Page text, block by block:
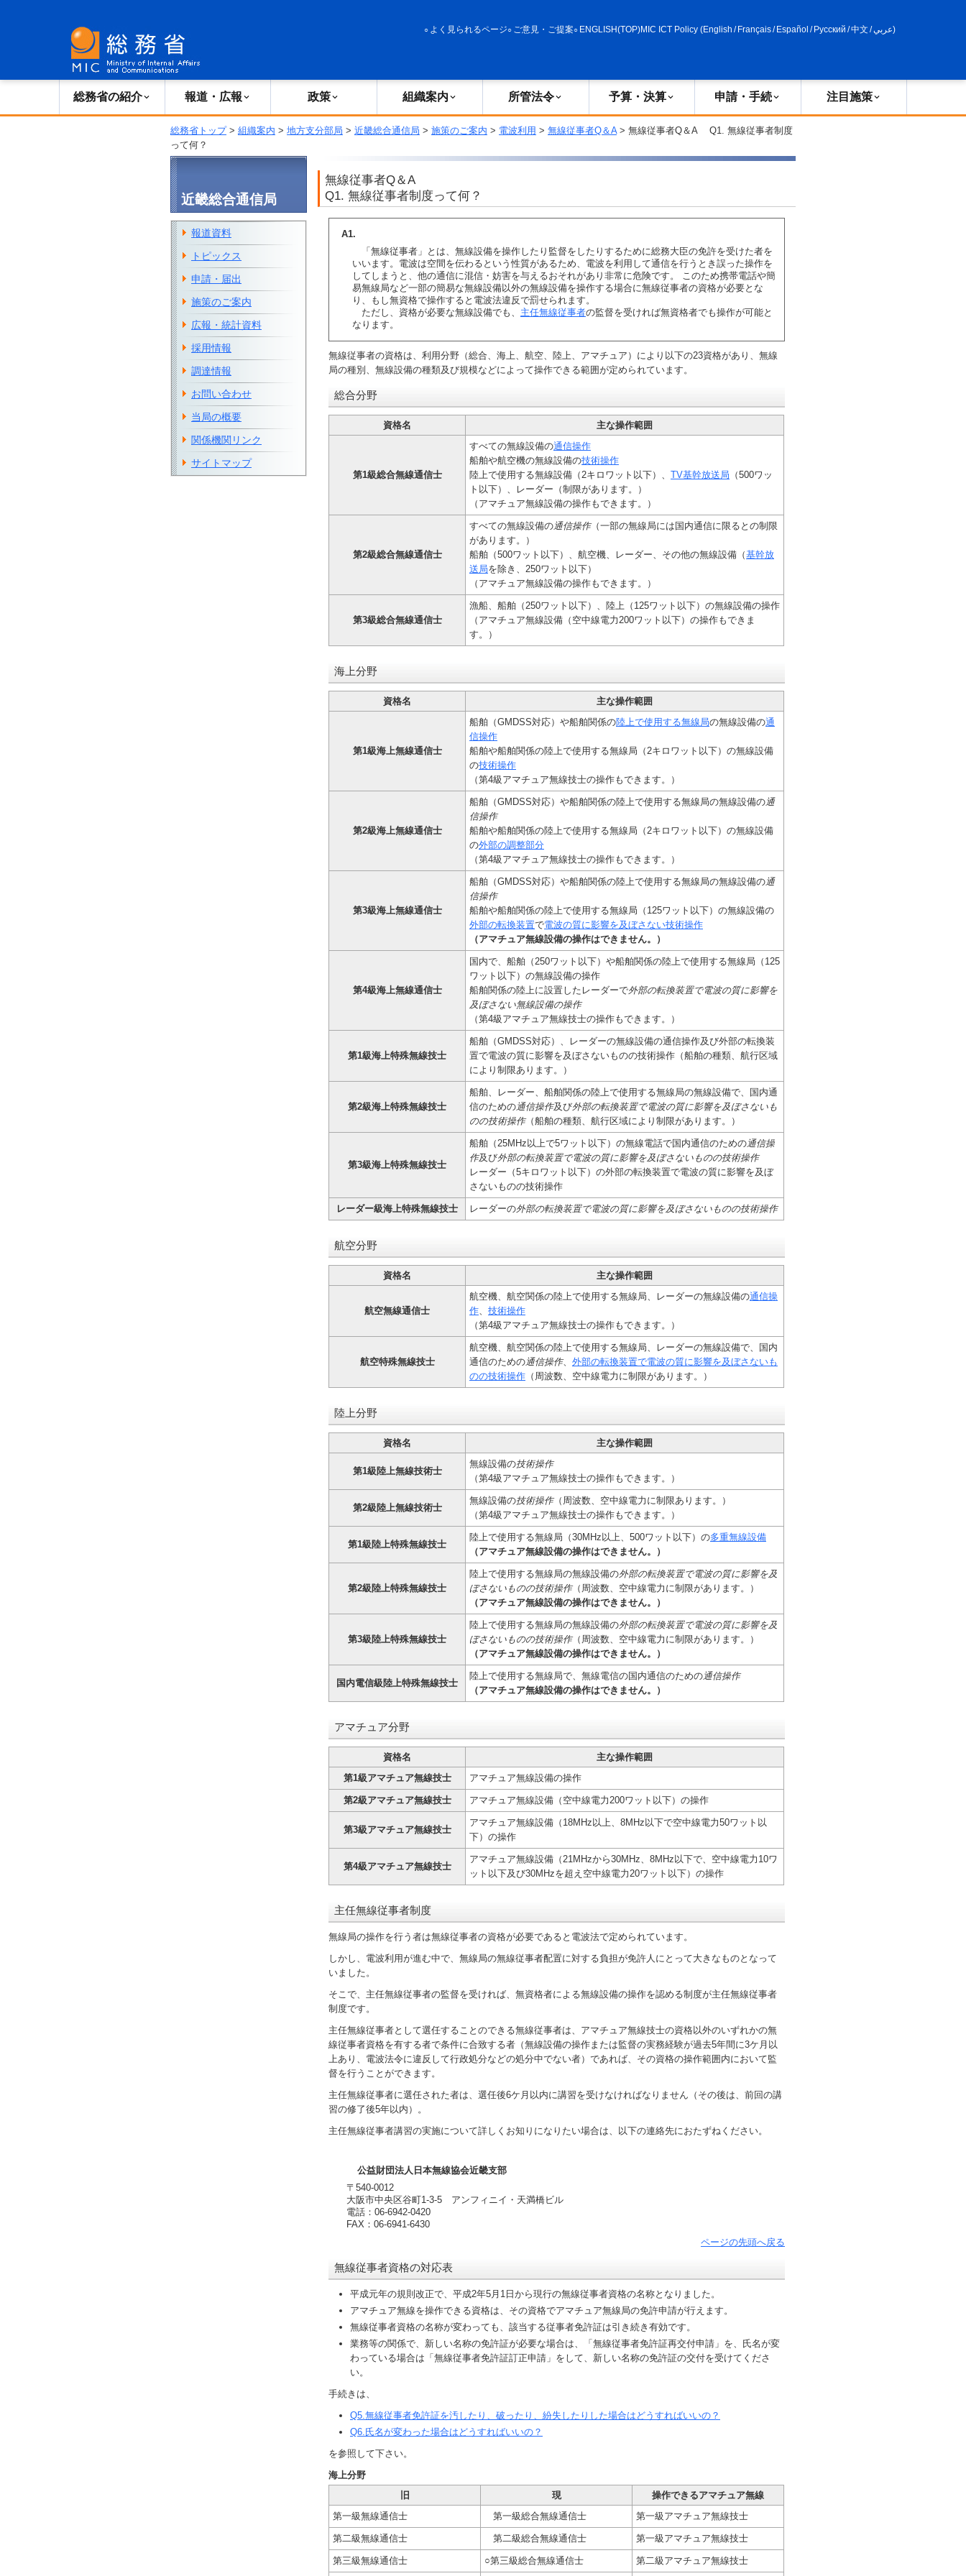
よく見られるページ ご意見・ご提案 ENGLISH(TOP)MIC ICT Policy (English / Français/ Español / Русский /中文 /عربي)
総務省の紹介 報道・広報 政策 組織案内 所管法令 予算・決算 申請・手続 注目施策
総務省トップ> 組織案内 > 地方支分部局 > 近畿総合通信局 > 施策のご案内 > 電波利用 > 無線従事者Q＆A> 無線従事者Q＆A Q1. 無線従事者制度
って何？
無線従事者Q＆A
Q1. 無線従事者制度って何？
A1.
「無線従事者」とは、無線設備を操作したり監督をしたりするために総務大臣の免許を受けた者を
いいます。電波は空間を伝わるという性質があるため、電波を利用して通信を行うとき誤った操作を
してしまうと、他の通信に混信・妨害を与えるおそれがあり非常に危険です。 このため携帯電話や簡
易無線局など一部の簡易な無線設備以外の無線設備を操作する場合に無線従事者の資格が必要とな
り、もし無資格で操作すると電波法違反で罰せられます。
ただし、資格が必要な無線設備でも、 主任無線従事者の監督を受ければ無資格者でも操作が可能と
なります。
無線従事者の資格は、利用分野（総合、海上、航空、陸上、アマチュア）により以下の23資格があり、無線
局の種別、無線設備の種類及び規模などによって操作できる範囲が定められています。
総合分野
資格名 主な操作範囲
第1級総合無線通信士
すべての無線設備の通信操作
船舶や航空機の無線設備の技術操作
陸上で使用する無線設備（2キロワット以下）、 TV基幹放送局 （500ワッ
ト以下）、レーダー（制限があります。）
（アマチュア無線設備の操作もできます。）
第2級総合無線通信士
すべての無線設備の通信操作（一部の無線局には国内通信に限るとの制限
があります。）
船舶（500ワット以下）、航空機、レーダー、その他の無線設備（基幹放
送局を除き、250ワット以下）
（アマチュア無線設備の操作もできます。）
第3級総合無線通信士
漁船、船舶（250ワット以下）、陸上（125ワット以下）の無線設備の操作
（アマチュア無線設備（空中線電力200ワット以下）の操作もできま
す。）
海上分野
資格名 主な操作範囲
第1級海上無線通信士
船舶（GMDSS対応）や船舶関係の陸上で使用する無線局の無線設備の通
信操作
船舶や船舶関係の陸上で使用する無線局（2キロワット以下）の無線設備
の技術操作
（第4級アマチュア無線技士の操作もできます。）
第2級海上無線通信士
船舶（GMDSS対応）や船舶関係の陸上で使用する無線局の無線設備の通
信操作
船舶や船舶関係の陸上で使用する無線局（2キロワット以下）の無線設備
の外部の調整部分
（第4級アマチュア無線技士の操作もできます。）
第3級海上無線通信士
船舶（GMDSS対応）や船舶関係の陸上で使用する無線局の無線設備の通
信操作
船舶や船舶関係の陸上で使用する無線局（125ワット以下）の無線設備の
外部の転換装置で電波の質に影響を及ぼさない技術操作
（アマチュア無線設備の操作はできません。）
第4級海上無線通信士
国内で、船舶（250ワット以下）や船舶関係の陸上で使用する無線局（125
ワット以下）の無線設備の操作
船舶関係の陸上に設置したレーダーで外部の転換装置で電波の質に影響を
及ぼさない無線設備の操作
（第4級アマチュア無線技士の操作もできます。）
第1級海上特殊無線技士
船舶（GMDSS対応）、レーダーの無線設備の通信操作及び外部の転換装
置で電波の質に影響を及ぼさないものの技術操作（船舶の種類、航行区域
により制限あります。）
第2級海上特殊無線技士
船舶、レーダー、船舶関係の陸上で使用する無線局の無線設備で、国内通
信のための通信操作及び外部の転換装置で電波の質に影響を及ぼさないも
のの技術操作（船舶の種類、航行区域により制限があります。）
第3級海上特殊無線技士
船舶（25MHz以上で5ワット以下）の無線電話で国内通信のための通信操
作及び外部の転換装置で電波の質に影響を及ぼさないものの技術操作
レーダー（5キロワット以下）の外部の転換装置で電波の質に影響を及ぼ
さないものの技術操作
レーダー級海上特殊無線技士 レーダーの外部の転換装置で電波の質に影響を及ぼさないものの技術操作
航空分野
資格名 主な操作範囲
航空無線通信士
航空機、航空関係の陸上で使用する無線局、レーダーの無線設備の通信操
作、 技術操作
（第4級アマチュア無線技士の操作もできます。）
航空特殊無線技士
航空機、航空関係の陸上で使用する無線局、レーダーの無線設備で、国内
通信のための通信操作、 外部の転換装置で電波の質に影響を及ぼさないも
のの技術操作 （周波数、空中線電力に制限があります。）
陸上分野
資格名 主な操作範囲
第1級陸上無線技術士
無線設備の技術操作
（第4級アマチュア無線技士の操作もできます。）
第2級陸上無線技術士
無線設備の技術操作（周波数、空中線電力に制限あります。）
（第4級アマチュア無線技士の操作もできます。）
第1級陸上特殊無線技士
陸上で使用する無線局（30MHz以上、500ワット以下）の多重無線設備
（アマチュア無線設備の操作はできません。）
第2級陸上特殊無線技士
陸上で使用する無線局の無線設備の外部の転換装置で電波の質に影響を及
ぼさないものの技術操作（周波数、空中線電力に制限があります。）
（アマチュア無線設備の操作はできません。）
第3級陸上特殊無線技士
陸上で使用する無線局の無線設備の外部の転換装置で電波の質に影響を及
ぼさないものの技術操作（周波数、空中線電力に制限があります。）
（アマチュア無線設備の操作はできません。）
国内電信級陸上特殊無線技士
陸上で使用する無線局で、無線電信の国内通信のための通信操作
（アマチュア無線設備の操作はできません。）
アマチュア分野
資格名
主な操作範囲
第1級アマチュア無線技士
アマチュア無線設備の操作
第2級アマチュア無線技士 アマチュア無線設備（空中線電力200ワット以下）の操作
第3級アマチュア無線技士
アマチュア無線設備（18MHz以上、8MHz以下で空中線電力50ワット以
下）の操作
第4級アマチュア無線技士
アマチュア無線設備（21MHzから30MHz、8MHz以下で、空中線電力10ワ
ット以下及び30MHzを超え空中線電力20ワット以下）の操作
主任無線従事者制度
無線局の操作を行う者は無線従事者の資格が必要であると電波法で定められています。
しかし、電波利用が進む中で、無線局の無線従事者配置に対する負担が免許人にとって大きなものとなって
いました。
そこで、主任無線従事者の監督を受ければ、無資格者による無線設備の操作を認める制度が主任無線従事者
制度です。
主任無線従事者として選任することのできる無線従事者は、アマチュア無線技士の資格以外のいずれかの無
線従事者資格を有する者で条件に合致する者（無線設備の操作または監督の実務経験が過去5年間に3ケ月以
上あり、電波法令に違反して行政処分などの処分中でない者）であれば、その資格の操作範囲内において監
督を行うことができます。
主任無線従事者に選任された者は、選任後6ケ月以内に講習を受けなければなりません（その後は、前回の講
習の修了後5年以内）。
主任無線従事者講習の実施について詳しくお知りになりたい場合は、以下の連絡先におたずねください。
公益財団法人日本無線協会近畿支部
〒540-0012
大阪市中央区谷町1-3-5 アンフィニイ・天満橋ビル
電話：06-6942-0420
FAX：06-6941-6430
ページの先頭へ戻る
無線従事者資格の対応表
平成元年の規則改正で、平成2年5月1日から現行の無線従事者資格の名称となりました。
アマチュア無線を操作できる資格は、その資格でアマチュア無線局の免許申請が行えます。
無線従事者資格の名称が変わっても、該当する従事者免許証は引き続き有効です。
業務等の関係で、新しい名称の免許証が必要な場合は、「無線従事者免許証再交付申請」を、氏名が変
わっている場合は「無線従事者免許証訂正申請」をして、新しい名称の免許証の交付を受けてくださ
い。
手続きは、
Q5.無線従事者免許証を汚したり、破ったり、紛失したりした場合はどうすればいいの？
Q6.氏名が変わった場合はどうすればいいの？
を参照して下さい。
海上分野
旧
現
操作できるアマチュア無線
第一級無線通信士
第一級総合無線通信士 第一級アマチュア無線技士
第二級無線通信士 第二級総合無線通信士 第一級アマチュア無線技士
第三級無線通信士 ○第三級総合無線通信士 第二級アマチュア無線技士
近畿総合通信局
報道資料
トピックス
申請・届出
施策のご案内
広報・統計資料
採用情報
調達情報
お問い合わせ
当局の概要
関係機関リンク
サイトマップ